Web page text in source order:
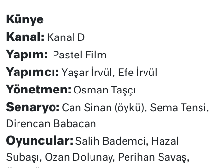
Künye
Kanal: Kanal D
Yapım: Pastel Film
Yapımcı: Yaşar İrvül, Efe İrvül
Yönetmen: Osman Taşçı
Senaryo: Can Sinan (öykü), Sema Tensi,
Direncan Babacan
Oyuncular: Salih Bademci, Hazal
Subaşı, Ozan Dolunay, Perihan Savaş,